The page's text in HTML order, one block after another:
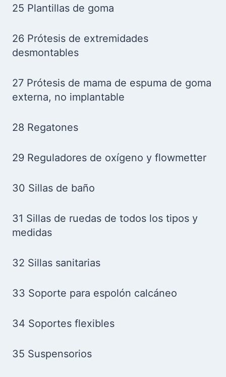
25 Plantillas de goma
26 Prótesis de extremidades
desmontables
27 Prótesis de mama de espuma de goma
externa, no implantable
28 Regatones
29 Reguladores de oxígeno y flowmetter
30 Sillas de baño
31 Sillas de ruedas de todos los tipos y
medidas
32 Sillas sanitarias
33 Soporte para espolón calcáneo
34 Soportes flexibles
35 Suspensorios